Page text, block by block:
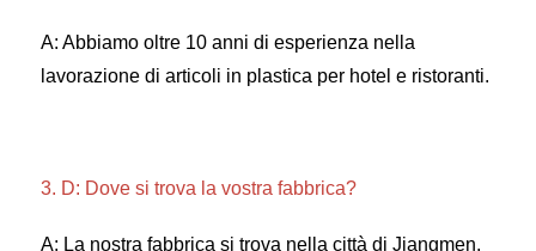
A: Abbiamo oltre 10 anni di esperienza nella
lavorazione di articoli in plastica per hotel e ristoranti.
3. D: Dove si trova la vostra fabbrica?
A: La nostra fabbrica si trova nella città di Jiangmen,